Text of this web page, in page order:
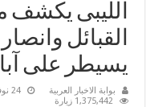
الليبى
القبائل
يسيطر على
بوابة الاخبار العربية 24 نوفمبر، 2019
1,375,442 زيارة